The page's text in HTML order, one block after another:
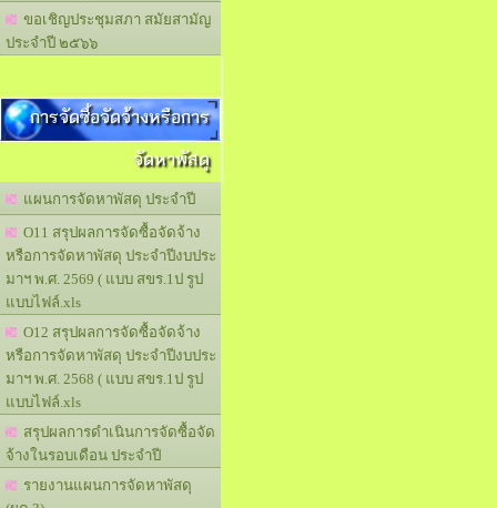
ขอเชิญประชุมสภา สมัยสามัญ
ประจำปี ๒๕๖๖
การจัดซื้อจัดจ้างหรือการ
จัดหาพัสดุ
แผนการจัดหาพัสดุ ประจำปี
O11 สรุปผลการจัดซื้อจัดจ้าง
หรือการจัดหาพัสดุ ประจำปีงบประ
มาฯ พ.ศ. 2569 ( แบบ สขร.1ป รูป
แบบไฟล์.xls
O12 สรุปผลการจัดซื้อจัดจ้าง
หรือการจัดหาพัสดุ ประจำปีงบประ
มาฯ พ.ศ. 2568 ( แบบ สขร.1ป รูป
แบบไฟล์.xls
สรุปผลการดำเนินการจัดซื้อจัด
จ้างในรอบเดือน ประจำปี
รายงานแผนการจัดหาพัสดุ